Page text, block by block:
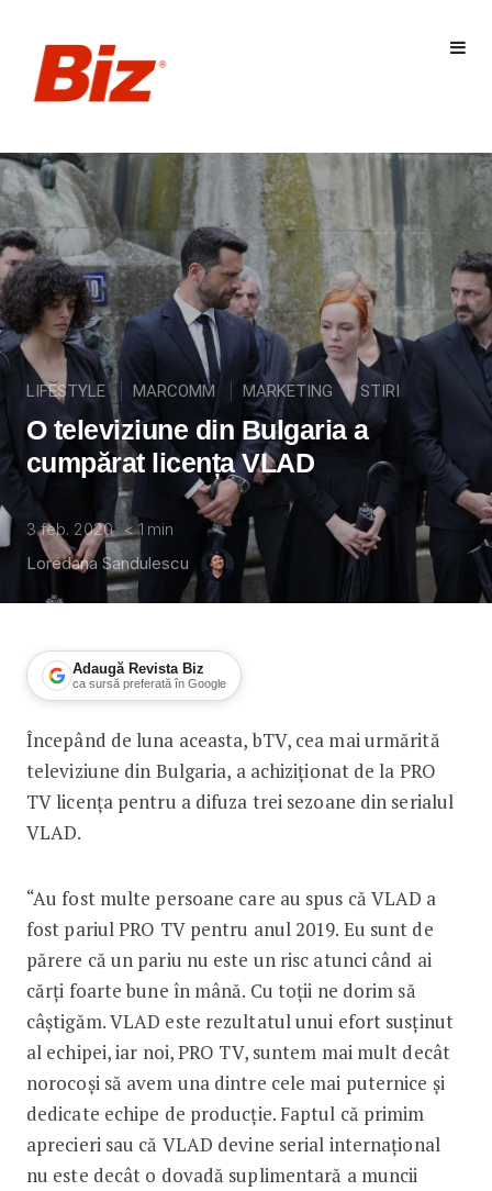
LIFESTYLE MARCOMM MARKETING STIRI
O televiziune din Bulgaria a
cumpărat licența VLAD
3 feb. 2020 < 1 min
Loredana Sandulescu
Adaugă Revista Biz
ca sursă preferată în Google
O televiziune din Bulgaria a
Începând de luna aceasta, bTV, cea mai urmărită
televiziune din Bulgaria, a achiziționat de la PRO
TV licența pentru a difuza trei sezoane din serialul
VLAD.
“Au fost multe persoane care au spus că VLAD a
fost pariul PRO TV pentru anul 2019. Eu sunt de
părere că un pariu nu este un risc atunci când ai
cărți foarte bune în mână. Cu toții ne dorim să
câștigăm. VLAD este rezultatul unui efort susținut
al echipei, iar noi, PRO TV, suntem mai mult decât
norocoși să avem una dintre cele mai puternice și
dedicate echipe de producție. Faptul că primim
aprecieri sau că VLAD devine serial internațional
nu este decât o dovadă suplimentară a muncii